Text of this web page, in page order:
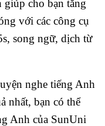
giúp cho bạn tăng
với các công cụ
song ngữ, dịch từ
nghe tiếng Anh
nhất, bạn có thể
Anh của SunUni